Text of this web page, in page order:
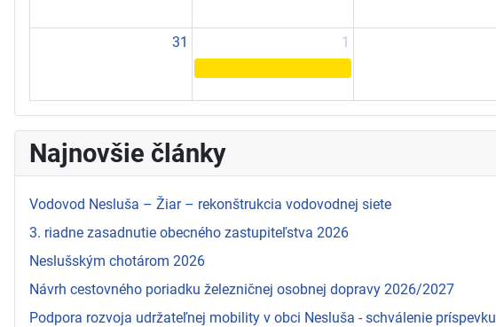
31 1
Najnovšie články
Vodovod Nesluša – Žiar – rekonštrukcia vodovodnej siete
3. riadne zasadnutie obecného zastupiteľstva 2026
Neslušským chotárom 2026
Návrh cestovného poriadku železničnej osobnej dopravy 2026/2027
Podpora rozvoja udržateľnej mobility v obci Nesluša - schválenie príspevku